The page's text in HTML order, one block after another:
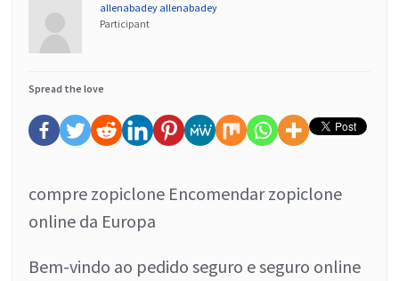
allenabadey allenabadey
Participant
Spread the love
compre zopiclone Encomendar zopiclone
online da Europa
Bem-vindo ao pedido seguro e seguro online